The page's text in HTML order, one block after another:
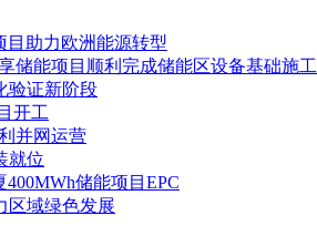
目助力欧洲能源转型
储能项目顺利完成储能区设备基础施工
验证新阶段
开工
并网运营
就位
储能项目EPC
区域绿色发展